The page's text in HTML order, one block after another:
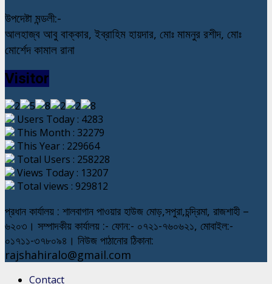
উপদেষ্টা মন্ডলী:-
আলহাজ্ব আবু বাক্কার, ইব্রাহিম হায়দার, মোঃ মামনুর রশীদ, মোঃ
মোর্শেদ কামাল রানা
Visitor
Users Today : 4283
This Month : 32279
This Year : 229664
Total Users : 258228
Views Today : 13207
Total views : 929812
প্রধান কার্যালয় : শালবাগান পাওয়ার হাউজ মোড়,সপুরা,চন্দ্রিমা, রাজশাহী –
৬২০৩। সম্পাদকীয় কার্যালয় :- ফোন:- ০৭২১-৭৬০৬২১, মোবাইল:-
০১৭১১-৩৭৮০৯৪। নিউজ পাঠানোর ঠিকানা:
rajshahiralo@gmail.com
Contact